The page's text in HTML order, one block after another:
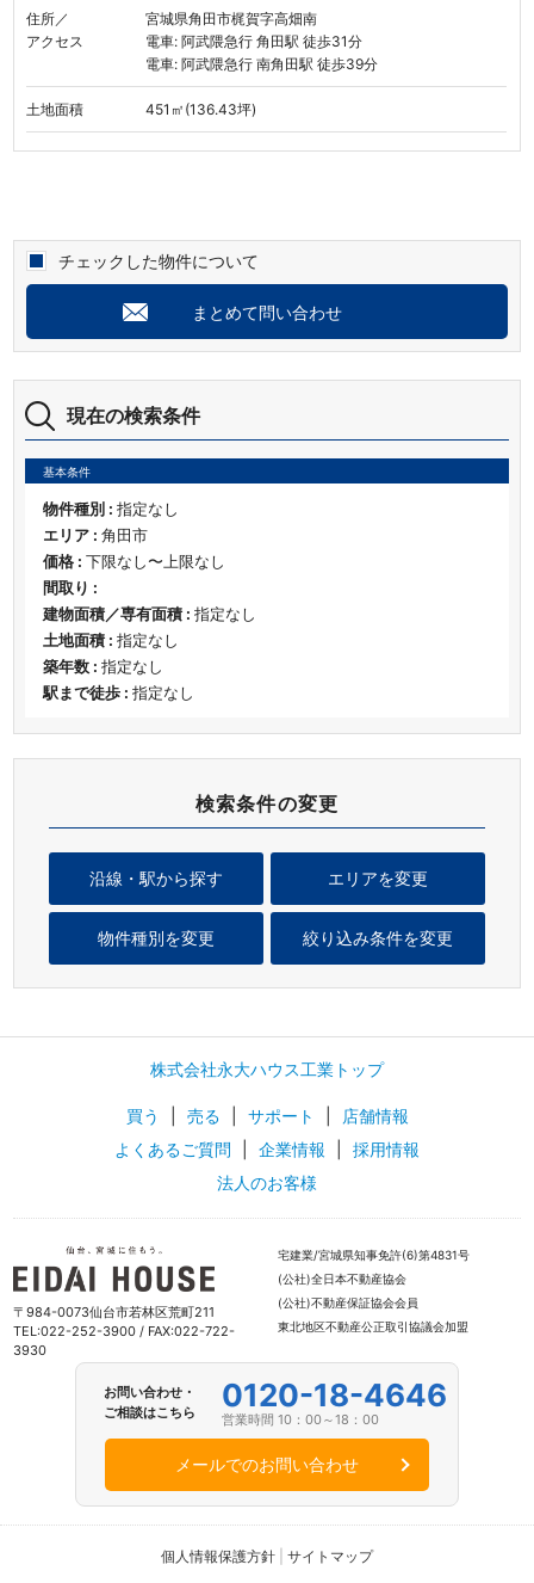
検索条件の変更
エリアを変更
沿線・駅から探す
物件種別を変更 絞り込み条件を変更
現在の検索条件
基本条件
物件種別 : 指定なし
エリア : 角田市
価格 : 下限なし〜上限なし
間取り :
建物面積／専有面積 : 指定なし
土地面積 : 指定なし
築年数 : 指定なし
駅まで徒歩 : 指定なし
住所／
アクセス
宮城県角田市梶賀字高畑南
電車: 阿武隈急行 角田駅 徒歩31分
電車: 阿武隈急行 南角田駅 徒歩39分
土地面積 451㎡(136.43坪)
チェックした物件について
まとめて問い合わせ
株式会社永大ハウス工業トップ
買う 売る サポート
店舗情報
よくあるご質問
企業情報
採用情報
法人のお客様
〒984-0073仙台市若林区荒町211
TEL:022-252-3900 / FAX:022-722-
3930
宅建業/宮城県知事免許(6)第4831号
(公社)全日本不動産協会
(公社)不動産保証協会会員
東北地区不動産公正取引協議会加盟
お問い合わせ・
ご相談はこちら
0120-18-4646
営業時間 10：00～18：00
メールでのお問い合わせ
個人情報保護方針 サイトマップ